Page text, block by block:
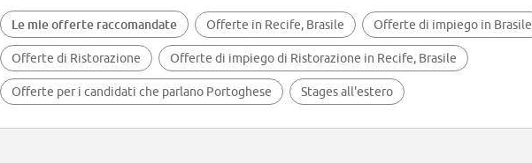
Le mie offerte raccomandate Offerte in Recife, Brasile Offerte di impiego in Brasile
Offerte di Ristorazione Offerte di impiego di Ristorazione in Recife, Brasile
Offerte per i candidati che parlano Portoghese Stages all'estero